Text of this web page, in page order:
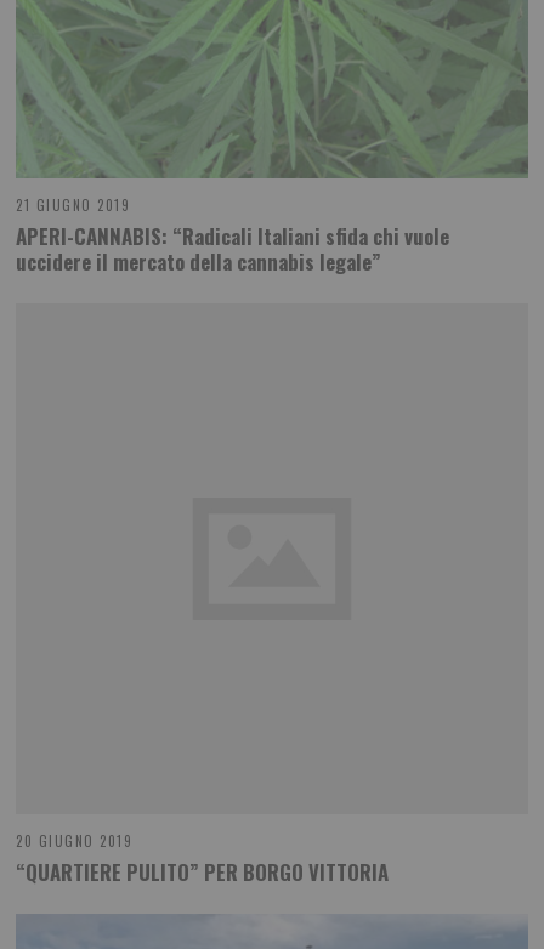
21 GIUGNO 2019
APERI-CANNABIS: “Radicali Italiani sfida chi vuole
uccidere il mercato della cannabis legale”
20 GIUGNO 2019
“QUARTIERE PULITO” PER BORGO VITTORIA